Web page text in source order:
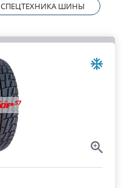
СПЕЦТЕХНИКА ШИНЫ